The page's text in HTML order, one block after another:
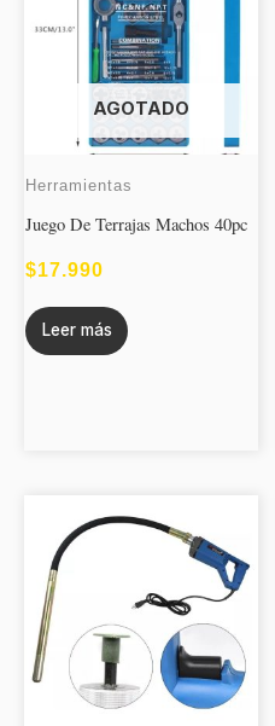
AGOTADO
Herramientas
Juego De Terrajas Machos 40pc
$17.990
Leer más